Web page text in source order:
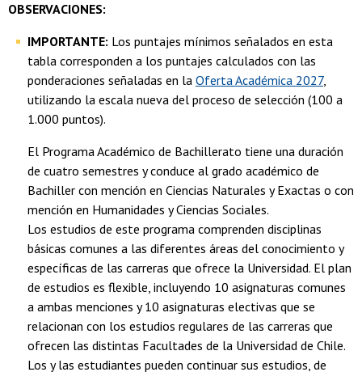
OBSERVACIONES:
IMPORTANTE: Los puntajes mínimos señalados en esta
tabla corresponden a los puntajes calculados con las
ponderaciones señaladas en la Oferta Académica 2027,
utilizando la escala nueva del proceso de selección (100 a
1.000 puntos).
El Programa Académico de Bachillerato tiene una duración
de cuatro semestres y conduce al grado académico de
Bachiller con mención en Ciencias Naturales y Exactas o con
mención en Humanidades y Ciencias Sociales.
Los estudios de este programa comprenden disciplinas
básicas comunes a las diferentes áreas del conocimiento y
específicas de las carreras que ofrece la Universidad. El plan
de estudios es flexible, incluyendo 10 asignaturas comunes
a ambas menciones y 10 asignaturas electivas que se
relacionan con los estudios regulares de las carreras que
ofrecen las distintas Facultades de la Universidad de Chile.
Los y las estudiantes pueden continuar sus estudios, de